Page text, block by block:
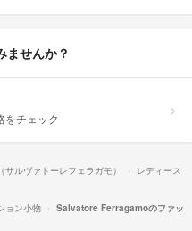
せんか？
をチェック
ルヴァトーレフェラガモ）
レディース
ョン小物
Salvatore Ferragamoのファッ